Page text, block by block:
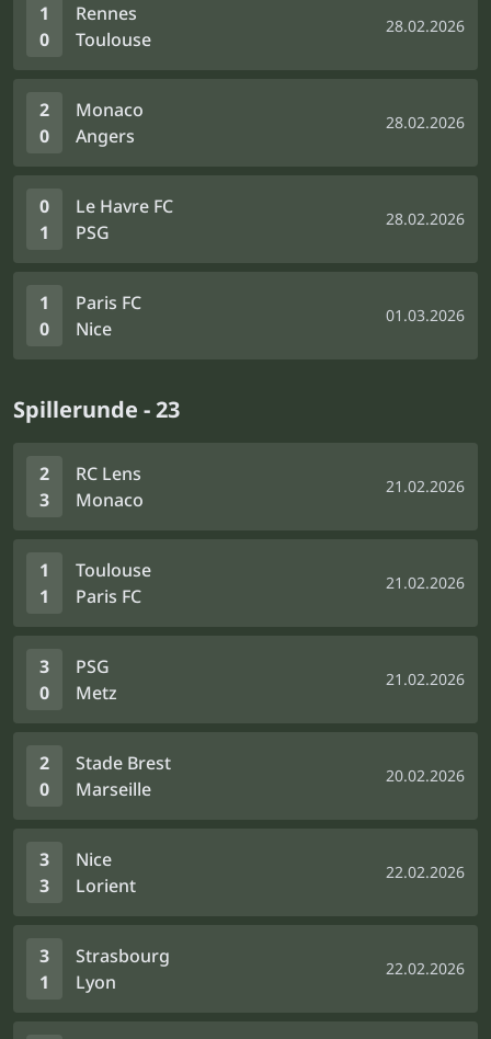
1
0
Rennes
Toulouse
28.02.2026
2
0
Monaco
Angers
28.02.2026
0
1
Le Havre FC
PSG
28.02.2026
1
0
Paris FC
Nice
01.03.2026
Spillerunde - 23
2
3
RC Lens
Monaco
21.02.2026
1
1
Toulouse
Paris FC
21.02.2026
3
0
PSG
Metz
21.02.2026
2
0
Stade Brest
Marseille
20.02.2026
3
3
Nice
Lorient
22.02.2026
3
1
Strasbourg
Lyon
22.02.2026